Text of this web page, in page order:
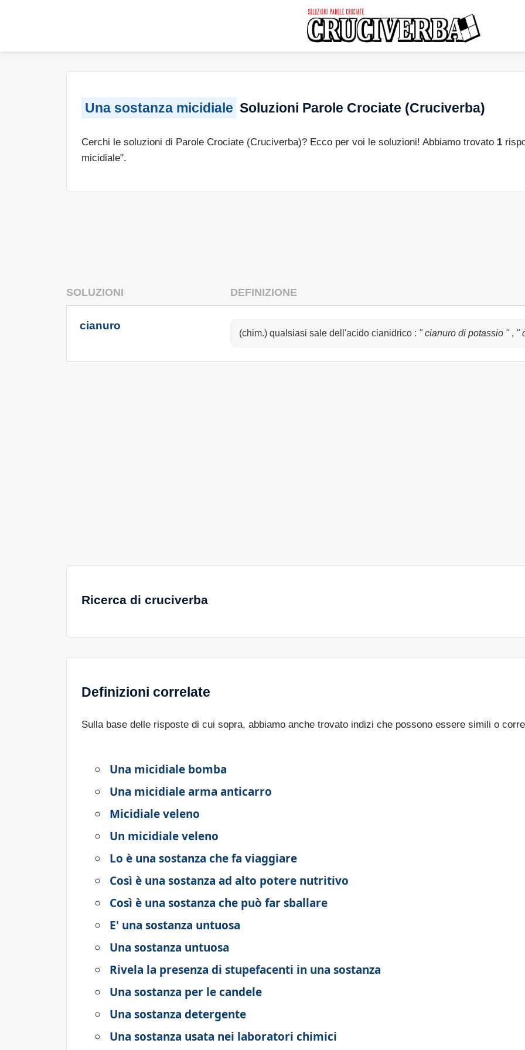
Una sostanza micidiale Soluzioni Parole Crociate (Cruciverba)
Cerchi le soluzioni di Parole Crociate (Cruciverba)? Ecco per voi le soluzioni! Abbiamo trovato 1
micidiale".
SOLUZIONI DEFINIZIONE
cianuro
(chim.) qualsiasi sale dell'acido cianidrico : " cianuro di potassio " , "
Ricerca di cruciverba
Definizioni correlate
Sulla base delle risposte di cui sopra, abbiamo anche trovato indizi che possono essere simili o
Una micidiale bomba
Una micidiale arma anticarro
Micidiale veleno
Un micidiale veleno
Lo è una sostanza che fa viaggiare
Così è una sostanza ad alto potere nutritivo
Così è una sostanza che può far sballare
E' una sostanza untuosa
Una sostanza untuosa
Rivela la presenza di stupefacenti in una sostanza
Una sostanza per le candele
Una sostanza detergente
Una sostanza usata nei laboratori chimici